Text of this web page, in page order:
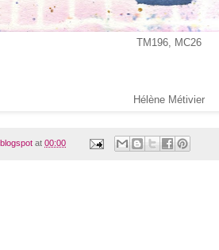
TM196, MC26
Hélène Métivier
at 00:00